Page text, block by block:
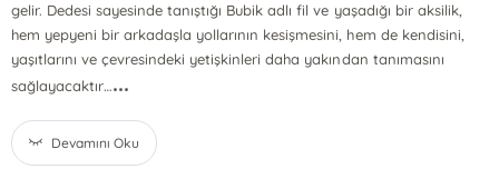
gelir. Dedesi sayesinde tanıştığı Bubik adlı fil ve yaşadığı bir aksilik,
hem yepyeni bir arkadaşla yollarının kesişmesini, hem de kendisini,
yaşıtlarını ve çevresindeki yetişkinleri daha yakından tanımasını
sağlayacaktır…...
Devamını Oku